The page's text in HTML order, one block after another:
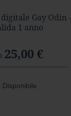
Gay Odin -
1 anno
25,00 €
Disponibile